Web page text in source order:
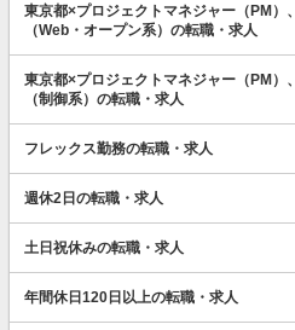
東京都×プロジェクトマネジャー（PM）
（Web・オープン系）の転職・求人
東京都×プロジェクトマネジャー（PM）
（制御系）の転職・求人
フレックス勤務の転職・求人
週休2日の転職・求人
土日祝休みの転職・求人
年間休日120日以上の転職・求人